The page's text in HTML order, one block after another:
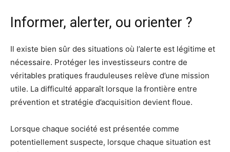
Informer, alerter, ou orienter ?
Il existe bien sûr des situations où l’alerte est légitime et
nécessaire. Protéger les investisseurs contre de
véritables pratiques frauduleuses relève d’une mission
utile. La difficulté apparaît lorsque la frontière entre
prévention et stratégie d’acquisition devient floue.
Lorsque chaque société est présentée comme
potentiellement suspecte, lorsque chaque situation est